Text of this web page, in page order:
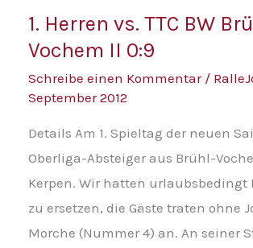
1. Herren vs. TTC BW
Vochem II 0:9
Schreibe einen Kommentar /
September 2012
Details Am 1. Spieltag der neuen
Oberliga-Absteiger aus Brühl-
Kerpen. Wir hatten urlaubsbedingt
zu ersetzen, die Gäste traten ohne
Morche (Nummer 4) an. An seiner
Herren
vs.
TTC
BW
Brühl-
Vochem
II